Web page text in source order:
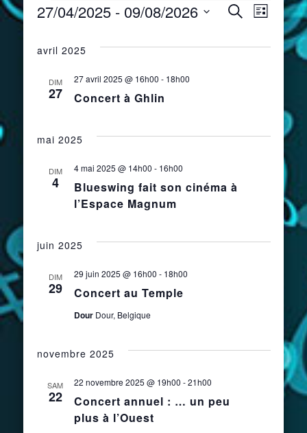
Évènements
et
Recherche
Liste
27/04/2025 - 09/08/2026
date.
avril 2025
DIM
27 Concert à Ghlin
27 avril 2025 @ 16h00 - 18h00
mai 2025
DIM
4
Blueswing fait son cinéma à
l’Espace Magnum
4 mai 2025 @ 14h00 - 16h00
juin 2025
DIM
29 Concert au Temple
29 juin 2025 @ 16h00 - 18h00
Dour Dour, Belgique
novembre 2025
SAM
22
Concert annuel : … un peu
plus à l’Ouest
22 novembre 2025 @ 19h00 -21h00